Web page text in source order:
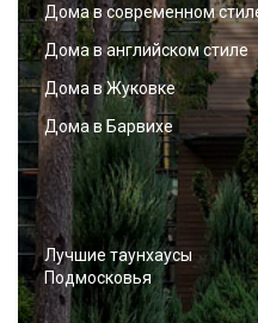
Дома в современном
Дома в английском стиле
Дома в Жуковке
Дома в Барвихе
Лучшие таунхаусы
Подмосковья